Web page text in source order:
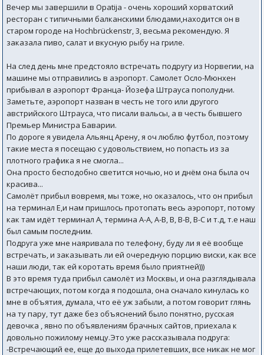
Вечер мы завершили в Opatija - очень хороший хорватский
ресторан с типичными балканскими блюдами,находится он в
старом городе на Hochbrückenstr, 3, весьма рекомендую. Я
заказала пиво, салат и вкусную рыбу на гриле.
На след день мне предстояло встречать подругу из Норвегии, на
машине мы отправились в аэропорт. Самолет Осло-Мюнхен
прибывал в аэропорт Франца- Йозефа Штрауса пополудни.
Заметьте, аэропорт назван в честь не того или другого
австрийского Штрауса, что писали вальсы, а в честь бывшего
Премьер Министра Баварии.
По дороге я увидела Альянц Арену, я оч люблю футбол, поэтому
такие места я посещаю с удовольствием, но попасть из за
плотного графика я не смогла...
Она просто бесподобно светится ночью, но и днём она была оч
красива...
Самолёт прибыл вовремя, мы тоже, но оказалось, что он прибыл
на терминал Е,и нам пришлось протопать весь аэропорт, потому
как там идёт терминал А, термина А-А, А-В, В, В-В, В-С и т.д, т.е наш
был самым последним.
Подруга уже мне наяривала по телефону, буду ли я её вообще
встречать, и заказывать ли ей очередную порцию виски, как все
наши люди, так ей коротать время было приятней)))
В это время туда прибыл самолёт из Москвы, и она разглядывала
встречающих, потом когда я подошла, она сначало кинулась ко
мне в объятия, думала, что её уж забыли, а потом говорит глянь
на ту пару, тут даже без объяснений было понятно, русская
девочка , явно по объявлениям брачных сайтов, приехала к
довольно пожилому немцу.Это уже рассказывала подруга:
-Встречающий ее, еще до выхода прилетевших, все никак не мог